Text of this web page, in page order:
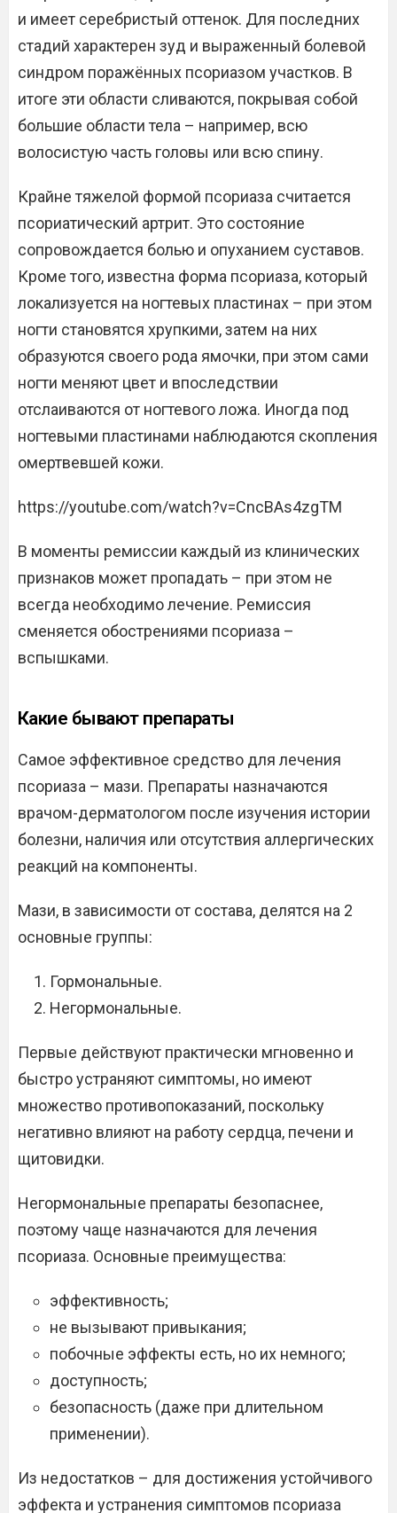
и имеет серебристый оттенок. Для последних
стадий характерен зуд и выраженный болевой
синдром поражённых псориазом участков. В
итоге эти области сливаются, покрывая собой
большие области тела – например, всю
волосистую часть головы или всю спину.
Крайне тяжелой формой псориаза считается
псориатический артрит. Это состояние
сопровождается болью и опуханием суставов.
Кроме того, известна форма псориаза, который
локализуется на ногтевых пластинах – при этом
ногти становятся хрупкими, затем на них
образуются своего рода ямочки, при этом сами
ногти меняют цвет и впоследствии
отслаиваются от ногтевого ложа. Иногда под
ногтевыми пластинами наблюдаются скопления
омертвевшей кожи.
https://youtube.com/watch?v=CncBAs4zgTM
В моменты ремиссии каждый из клинических
признаков может пропадать – при этом не
всегда необходимо лечение. Ремиссия
сменяется обострениями псориаза –
вспышками.
Какие бывают препараты
Самое эффективное средство для лечения
псориаза – мази. Препараты назначаются
врачом-дерматологом после изучения истории
болезни, наличия или отсутствия аллергических
реакций на компоненты.
Мази, в зависимости от состава, делятся на 2
основные группы:
Гормональные.
Негормональные.
Первые действуют практически мгновенно и
быстро устраняют симптомы, но имеют
множество противопоказаний, поскольку
негативно влияют на работу сердца, печени и
щитовидки.
Негормональные препараты безопаснее,
поэтому чаще назначаются для лечения
псориаза. Основные преимущества:
эффективность;
не вызывают привыкания;
побочные эффекты есть, но их немного;
доступность;
безопасность (даже при длительном
применении).
Из недостатков – для достижения устойчивого
эффекта и устранения симптомов псориаза